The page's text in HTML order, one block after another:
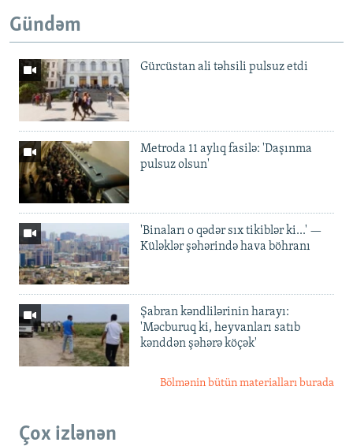
Gündəm
Gürcüstan ali təhsili pulsuz etdi
Metroda 11 aylıq fasilə: 'Daşınma
pulsuz olsun'
'Binaları o qədər sıx tikiblər ki...' —
Küləklər şəhərində hava böhranı
Şabran kəndlilərinin harayı:
'Məcburuq ki, heyvanları satıb
kənddən şəhərə köçək'
Bölmənin bütün materialları burada
Çox izlənən